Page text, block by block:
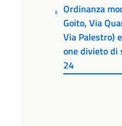
Ordinanza
Goito, Via
Via Palestro)
one divieto di
24